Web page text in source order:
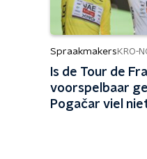
Spraakmakers KRO-
Is de Tour de
voorspelbaar
Pogačar viel